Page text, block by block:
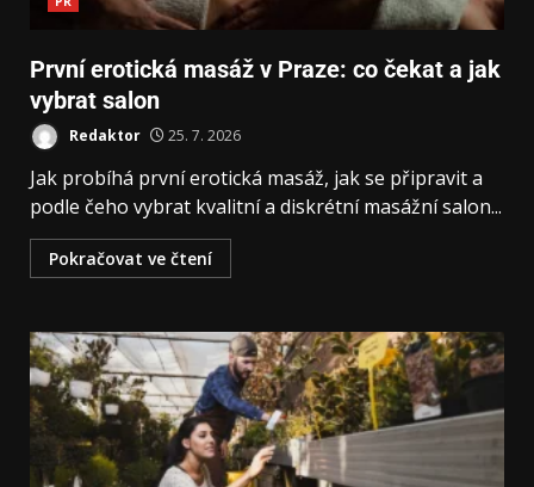
První erotická masáž v Praze: co čekat a jak
vybrat salon
Redaktor 25. 7. 2026
Jak probíhá první erotická masáž, jak se připravit a
podle čeho vybrat kvalitní a diskrétní masážní salon...
Pokračovat ve čtení